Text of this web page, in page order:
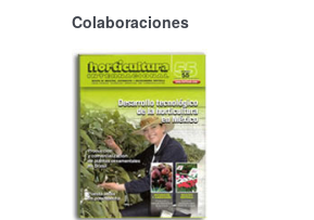
Colaboraciones